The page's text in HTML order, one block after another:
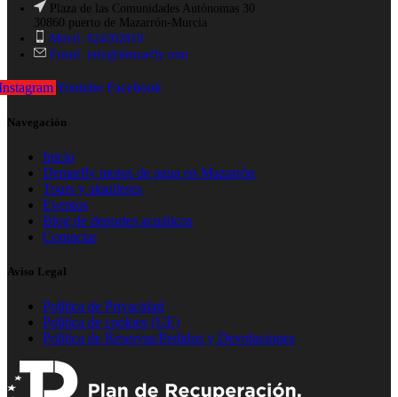
Plaza de las Comunidades Autónomas 30
30860 puerto de Mazarrón-Murcia
Móvil: 624202819
Email: info@demarfly.com
Youtube Facebook
Navegación
Inicio
Demarfly motos de agua en Mazarrón
Tours y alquileres
Eventos
Blog de deportes acuáticos
Contactar
Aviso Legal
Política de Privacidad
Política de cookies (UE)
Política de Reservas/Pedidos y Devoluciones